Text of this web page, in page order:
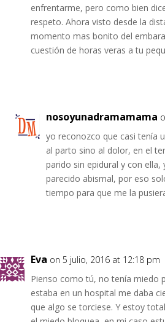
enfrentarme, pero como bien
respeto. Ahora visto desde la
momento mas bonito del
cuestión de horas veras a tu
nosoyunadramamama
yo reconozco que casi tenía
al parto sino al dolor, en el
parido sin epidural y con ella,
parecido abismal, por eso
tiempo para que me la
Eva on 5 julio, 2016 at 12:18 pm
Pienso como tú, no tenía miedo
estaba en un hospital me daba
que algo se torciese. Y estoy